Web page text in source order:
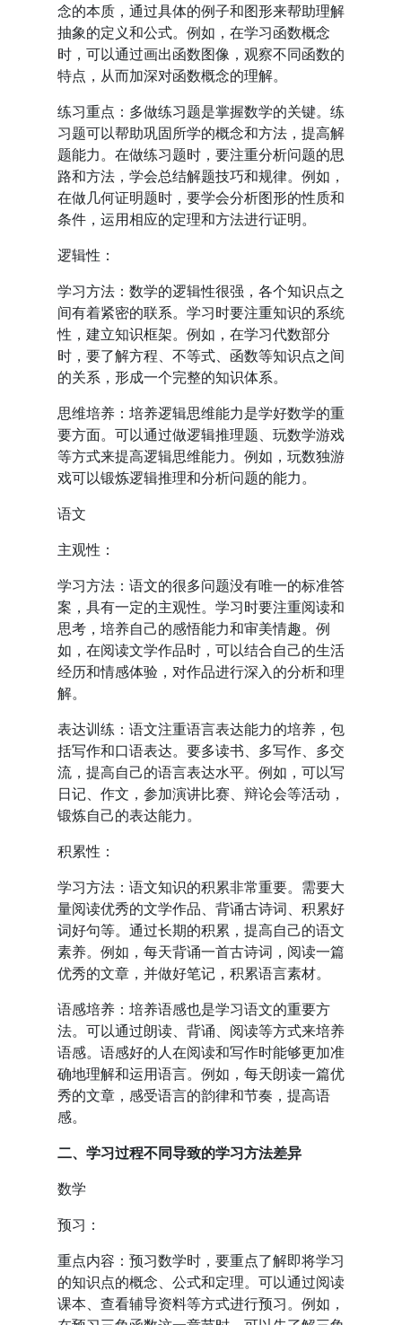
念的本质，通过具体的例子和图形来帮助理解
抽象的定义和公式。例如，在学习函数概念
时，可以通过画出函数图像，观察不同函数的
特点，从而加深对函数概念的理解。
练习重点：多做练习题是掌握数学的关键。练
习题可以帮助巩固所学的概念和方法，提高解
题能力。在做练习题时，要注重分析问题的思
路和方法，学会总结解题技巧和规律。例如，
在做几何证明题时，要学会分析图形的性质和
条件，运用相应的定理和方法进行证明。
逻辑性：
学习方法：数学的逻辑性很强，各个知识点之
间有着紧密的联系。学习时要注重知识的系统
性，建立知识框架。例如，在学习代数部分
时，要了解方程、不等式、函数等知识点之间
的关系，形成一个完整的知识体系。
思维培养：培养逻辑思维能力是学好数学的重
要方面。可以通过做逻辑推理题、玩数学游戏
等方式来提高逻辑思维能力。例如，玩数独游
戏可以锻炼逻辑推理和分析问题的能力。
语文
主观性：
学习方法：语文的很多问题没有唯一的标准答
案，具有一定的主观性。学习时要注重阅读和
思考，培养自己的感悟能力和审美情趣。例
如，在阅读文学作品时，可以结合自己的生活
经历和情感体验，对作品进行深入的分析和理
解。
表达训练：语文注重语言表达能力的培养，包
括写作和口语表达。要多读书、多写作、多交
流，提高自己的语言表达水平。例如，可以写
日记、作文，参加演讲比赛、辩论会等活动，
锻炼自己的表达能力。
积累性：
学习方法：语文知识的积累非常重要。需要大
量阅读优秀的文学作品、背诵古诗词、积累好
词好句等。通过长期的积累，提高自己的语文
素养。例如，每天背诵一首古诗词，阅读一篇
优秀的文章，并做好笔记，积累语言素材。
语感培养：培养语感也是学习语文的重要方
法。可以通过朗读、背诵、阅读等方式来培养
语感。语感好的人在阅读和写作时能够更加准
确地理解和运用语言。例如，每天朗读一篇优
秀的文章，感受语言的韵律和节奏，提高语
感。
二、学习过程不同导致的学习方法差异
数学
预习：
重点内容：预习数学时，要重点了解即将学习
的知识点的概念、公式和定理。可以通过阅读
课本、查看辅导资料等方式进行预习。例如，